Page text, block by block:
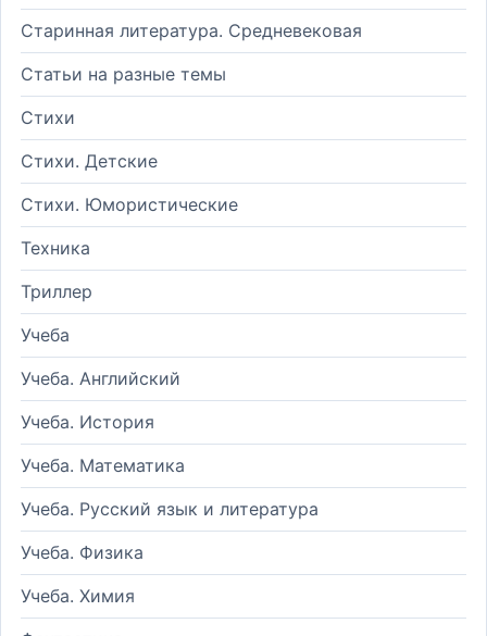
Старинная литература. Средневековая
Статьи на разные темы
Стихи
Стихи. Детские
Стихи. Юмористические
Техника
Триллер
Учеба
Учеба. Английский
Учеба. История
Учеба. Математика
Учеба. Русский язык и литература
Учеба. Физика
Учеба. Химия